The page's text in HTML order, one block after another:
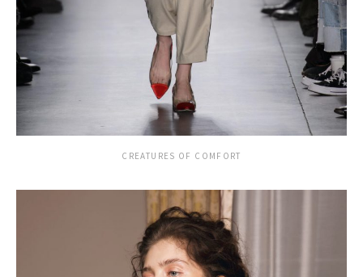
CREATURES OF COMFORT